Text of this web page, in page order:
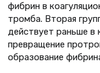
фибрин в
тромба. Вторая
действует раньше в
превращение
образование